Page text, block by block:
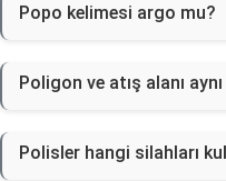
Popo kelimesi argo mu?
Poligon ve atış alanı
Polisler hangi silahları